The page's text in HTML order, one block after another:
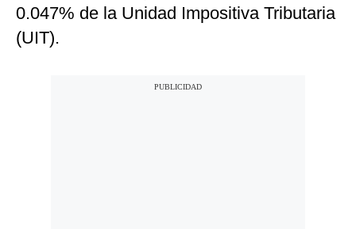
0.047% de la Unidad Impositiva Tributaria
(UIT).